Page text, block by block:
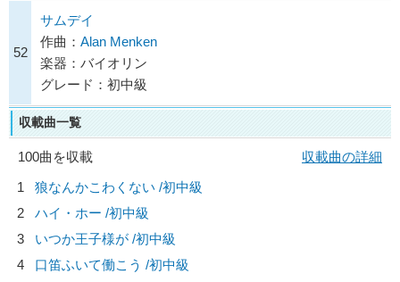
52
サムデイ
作曲： Alan Menken
楽器：バイオリン
グレード：初中級
収載曲一覧
100曲を収載
収載曲の詳細
1
狼なんかこわくない /初中級
2
ハイ・ホー /初中級
3
いつか王子様が /初中級
4
口笛ふいて働こう /初中級